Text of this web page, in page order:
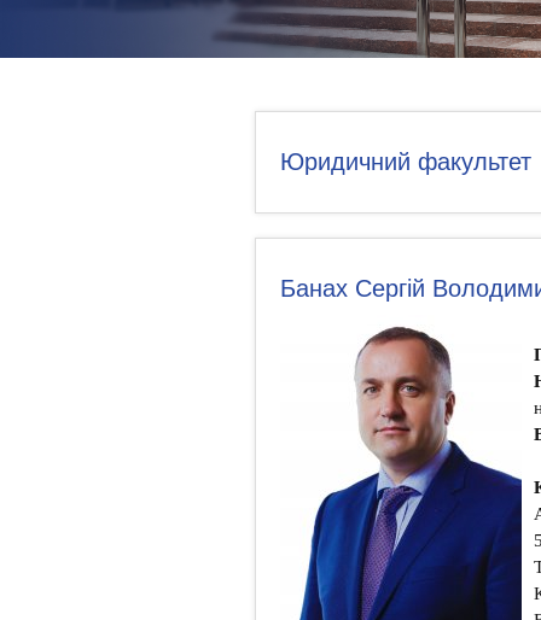
Юридичний факультет
Банах Сергій